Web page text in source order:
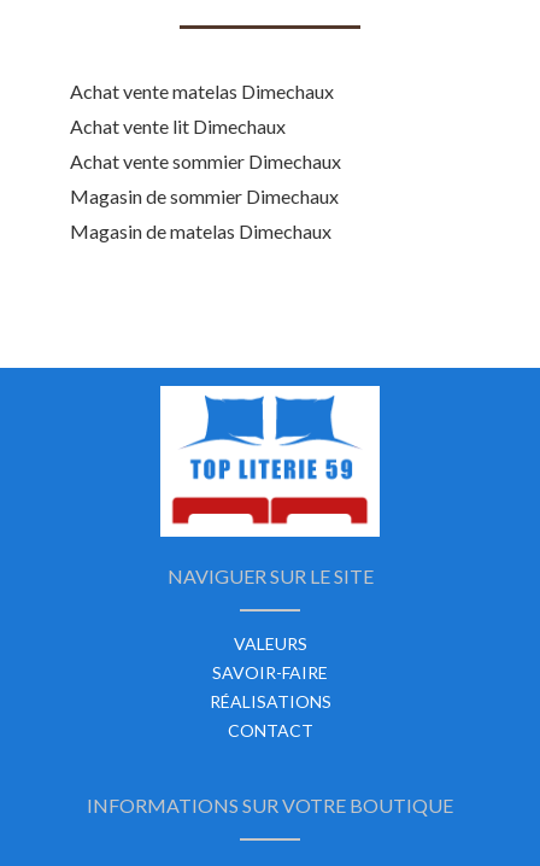
Achat vente matelas Dimechaux
Achat vente lit Dimechaux
Achat vente sommier Dimechaux
Magasin de sommier Dimechaux
Magasin de matelas Dimechaux
NAVIGUER SUR LE SITE
VALEURS
SAVOIR-FAIRE
RÉALISATIONS
CONTACT
INFORMATIONS SUR VOTRE BOUTIQUE